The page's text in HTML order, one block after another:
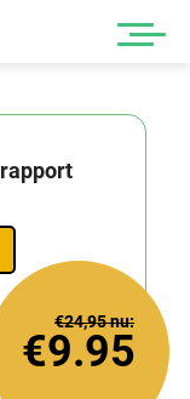
rapport
€9.95
€24,95nu: